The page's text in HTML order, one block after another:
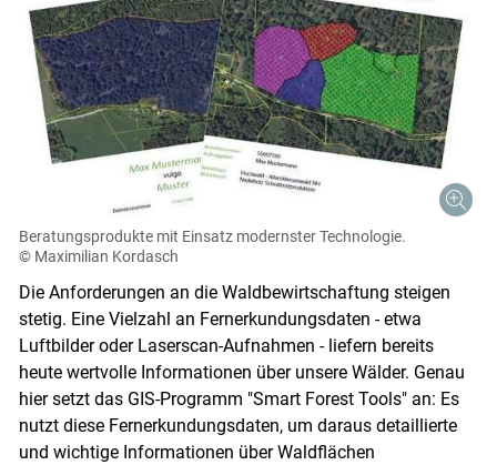
Beratungsprodukte mit Einsatz modernster Technologie.
© Maximilian Kordasch
Die Anforderungen an die Waldbewirtschaftung steigen
stetig. Eine Vielzahl an Fernerkundungsdaten - etwa
Luftbilder oder Laserscan-Aufnahmen - liefern bereits
heute wertvolle Informationen über unsere Wälder. Genau
hier setzt das GIS-Programm "Smart Forest Tools" an: Es
nutzt diese Fernerkundungsdaten, um daraus detaillierte
und wichtige Informationen über Waldflächen